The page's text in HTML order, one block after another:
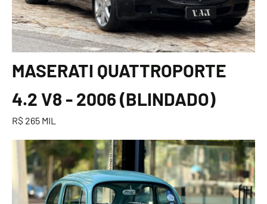
MASERATI QUATTROPORTE
4.2 V8 - 2006 (BLINDADO)
R$ 265 MIL